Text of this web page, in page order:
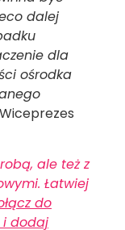
dalej
dla
ośrodka
ale też z
Łatwiej
do
i dodaj